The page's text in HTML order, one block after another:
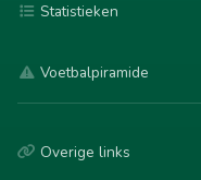
Statistieken
Voetbalpiramide
Overige links